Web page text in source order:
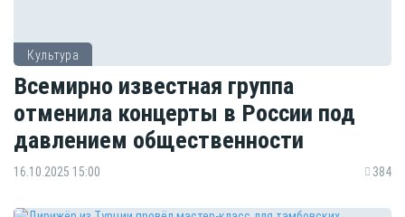
Культура
Всемирно известная группа
отменила концерты в России под
давлением общественности
16.10.2025 15:00 384